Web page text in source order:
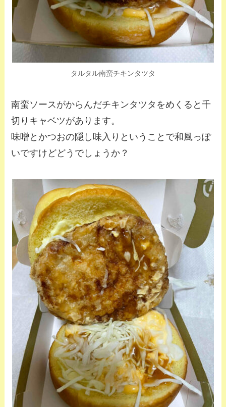
タルタル南蛮チキンタツタ
南蛮ソースがからんだチキンタツタをめくると千
切りキャベツがあります。
味噌とかつおの隠し味入りということで和風っぽ
いですけどどうでしょうか？